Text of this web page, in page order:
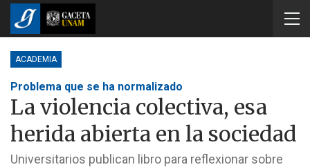
ACADEMIA
Problema que se ha normalizado
La violencia colectiva, esa
herida abierta en la sociedad
Universitarios publican libro para reflexionar sobre